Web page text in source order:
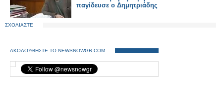
παγίδευσε ο Δημητριάδης
ΣΧΟΛΙΑΣΤΕ
ΑΚΟΛΟΥΘΗΣΤΕ ΤΟ NEWSNOWGR.COM